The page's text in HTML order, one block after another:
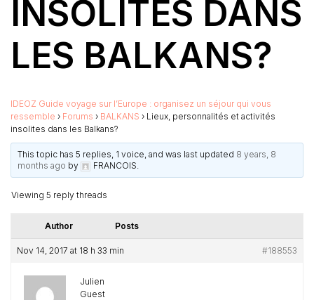
INSOLITES DANS
LES BALKANS?
IDEOZ Guide voyage sur l’Europe : organisez un séjour qui vous
ressemble › Forums › BALKANS › Lieux, personnalités et activités
insolites dans les Balkans?
This topic has 5 replies, 1 voice, and was last updated 8 years, 8
months ago by FRANCOIS.
Viewing 5 reply threads
Author Posts
Nov 14, 2017 at 18 h 33 min #188553
Julien
Guest